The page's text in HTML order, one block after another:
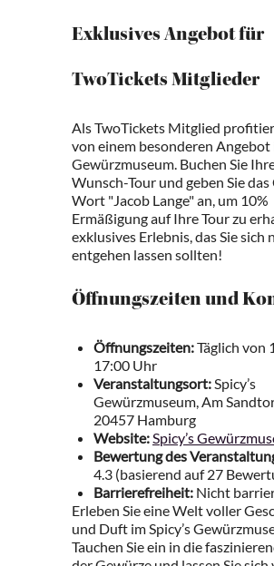
Exklusives Angebot für
TwoTickets Mitglieder
Als TwoTickets Mitglied
von einem besonderen Angebot
Gewürzmuseum. Buchen Sie
Wunsch-Tour und geben Sie das
Wort "Jacob Lange" an, um 10%
Ermäßigung auf Ihre Tour zu
exklusives Erlebnis, das Sie sich
entgehen lassen sollten!
Öffnungszeiten und
Öffnungszeiten:Täglich von
17:00 Uhr
Veranstaltungsort:Spicy’s
Gewürzmuseum, Am
20457 Hamburg
Website:Spicy’s
Bewertung des
4.3 (basierend auf 27
Barrierefreiheit: Nicht
Erleben Sie eine Welt voller
und Duft im Spicy’s
Tauchen Sie ein in die